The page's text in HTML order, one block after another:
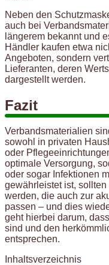
Neben den
auch bei
längerem bekannt und
Händler kaufen etwa
Angeboten, sondern
Lieferanten, deren
dargestellt werden.
Fazit
Verbandsmaterialien
sowohl in privaten
oder
optimale Versorgung,
oder sogar Infektionen
gewährleistet ist,
werden, die auch zur
passen – und dies
geht hierbei darum,
sind und den
entsprechen.
Inhaltsverzeichnis